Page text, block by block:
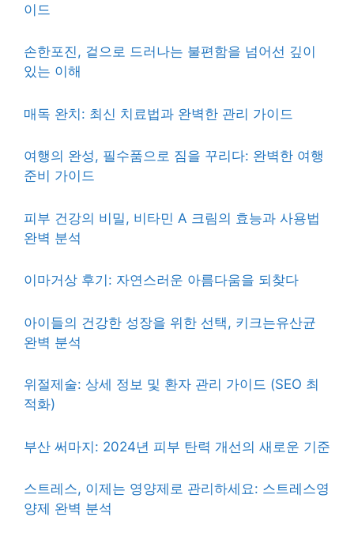
이드
손한포진, 겉으로 드러나는 불편함을 넘어선 깊이
있는 이해
매독 완치: 최신 치료법과 완벽한 관리 가이드
여행의 완성, 필수품으로 짐을 꾸리다: 완벽한 여행
준비 가이드
피부 건강의 비밀, 비타민 A 크림의 효능과 사용법
완벽 분석
이마거상 후기: 자연스러운 아름다움을 되찾다
아이들의 건강한 성장을 위한 선택, 키크는유산균
완벽 분석
위절제술: 상세 정보 및 환자 관리 가이드 (SEO 최
적화)
부산 써마지: 2024년 피부 탄력 개선의 새로운 기준
스트레스, 이제는 영양제로 관리하세요: 스트레스영
양제 완벽 분석